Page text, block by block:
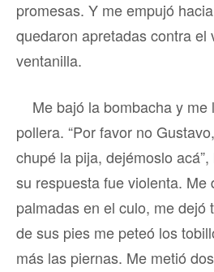
promesas. Y me empujó
quedaron apretadas contra el
ventanilla.
Me bajó la bombacha y
pollera. “Por favor no
chupé la pija, dejémoslo
su respuesta fue violenta. Me
palmadas en el culo, me dejó
de sus pies me peteó los
más las piernas. Me metió